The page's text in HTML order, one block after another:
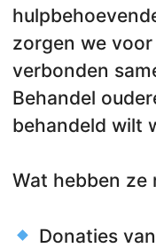
zorgen we
verbonden
Behandel
behandeld wilt
Wat hebben ze
Donaties